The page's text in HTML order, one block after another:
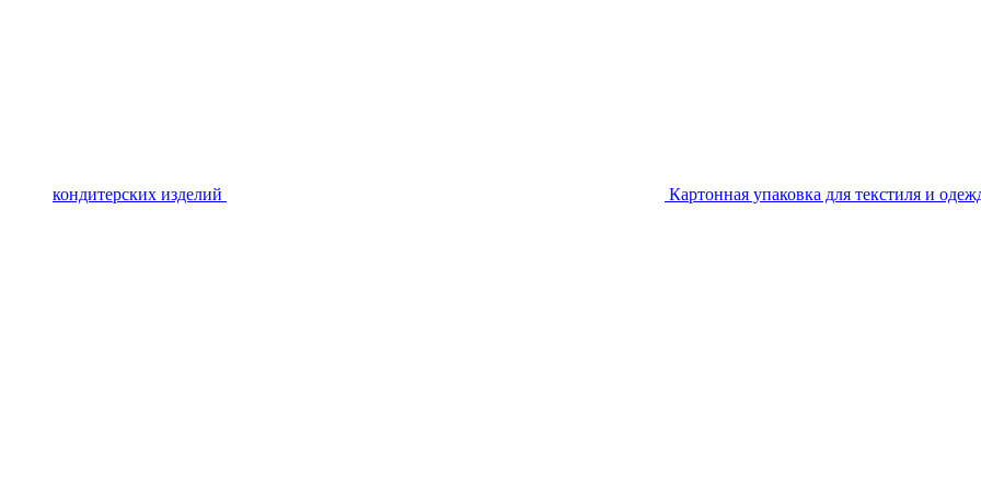
кондитерских изделий Картонная упаковка для текстиля и